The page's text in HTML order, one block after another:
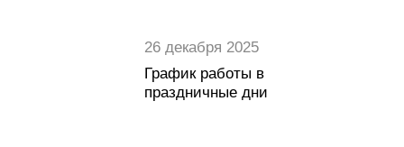
26 декабря 2025
График работы в
праздничные дни